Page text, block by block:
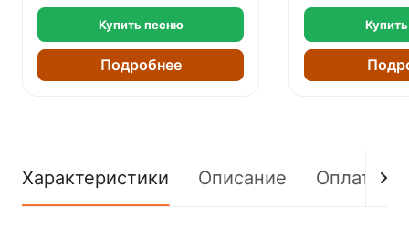
Купить песню
Подробнее
Характеристики Описание Оплата